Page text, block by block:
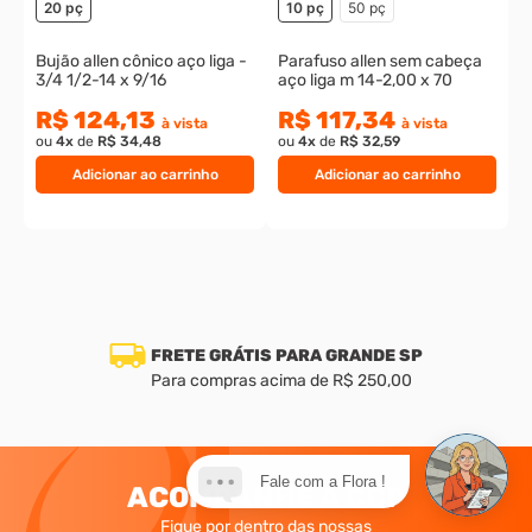
Adicionar ao carrinho
20 pç
Bujão allen cônico aço liga -
3/4 1/2-14 x 9/16
R$ 124,13 à vista
ou 4x de R$ 34,48
Adicionar ao carrinho
10 pç 50 pç
Parafuso allen sem cabeça
aço liga m 14-2,00 x 70
R$ 117,34 à vista
ou 4x de R$ 32,59
FRETE GRÁTIS PARA GRANDE SP
Para compras acima de R$ 250,00
ACOMPANHE A CCP
Fique por dentro das nossas
Fale com a Flora !